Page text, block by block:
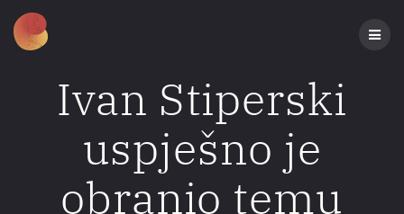
Ivan Stiperski
uspješno je
obranio temu